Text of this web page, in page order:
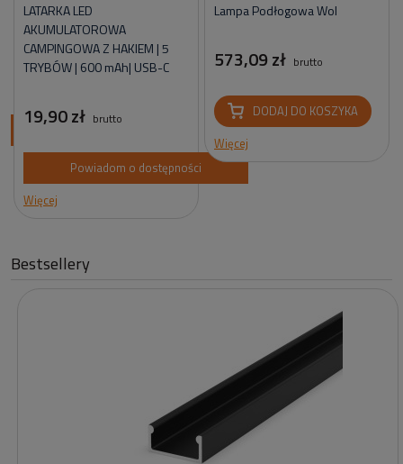
LATARKA LED
AKUMULATOROWA
CAMPINGOWA Z HAKIEM | 5
TRYBÓW | 600 mAh| USB-C
19,90 zł brutto
Powiadom o dostępności
Więcej
Lampa Podłogowa Wol
573,09 zł brutto
DODAJ DO KOSZYKA
Więcej
Bestsellery